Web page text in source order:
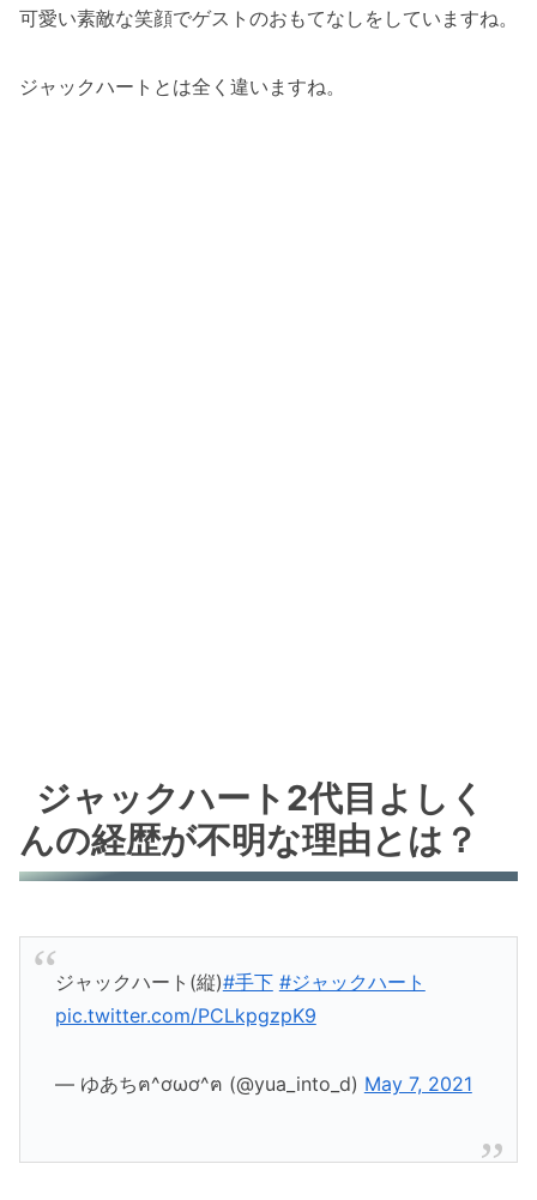
可愛い素敵な笑顔でゲストのおもてなしをしていますね。
ジャックハートとは全く違いますね。
ジャックハート2代目よしく
んの経歴が不明な理由とは？
ジャックハート(縦)#手下 #ジャックハート
pic.twitter.com/PCLkpgzpK9
— ゆあちฅ^ơωơ^ฅ (@yua_into_d) May 7, 2021